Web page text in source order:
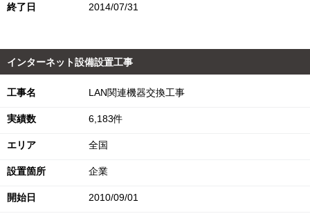
終了日 2014/07/31
インターネット設備設置工事
工事名 LAN関連機器交換工事
実績数 6,183件
エリア 全国
設置箇所 企業
開始日 2010/09/01